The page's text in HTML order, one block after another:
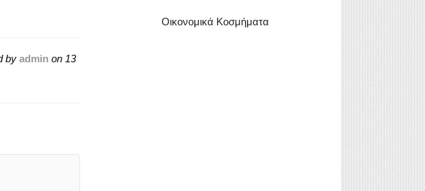
by adminon 13
Οικονομικά Κοσμήματα